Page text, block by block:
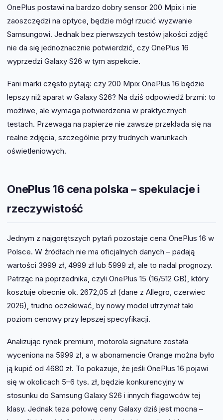
OnePlus postawi na bardzo dobry sensor 200 Mpix i nie
zaoszczędzi na optyce, będzie mógł rzucić wyzwanie
Samsungowi. Jednak bez pierwszych testów jakości zdjęć
nie da się jednoznacznie potwierdzić, czy OnePlus 16
wyprzedzi Galaxy S26 w tym aspekcie.
Fani marki często pytają: czy 200 Mpix OnePlus 16 będzie
lepszy niż aparat w Galaxy S26? Na dziś odpowiedź brzmi: to
możliwe, ale wymaga potwierdzenia w praktycznych
testach. Przewaga na papierze nie zawsze przekłada się na
realne zdjęcia, szczególnie przy trudnych warunkach
oświetleniowych.
OnePlus 16 cena polska – spekulacje i
rzeczywistość
Jednym z najgorętszych pytań pozostaje cena OnePlus 16 w
Polsce. W źródłach nie ma oficjalnych danych – padają
wartości 3999 zł, 4999 zł lub 5999 zł, ale to nadal prognozy.
Patrząc na poprzednika, czyli OnePlus 15 (16/512 GB), który
kosztuje obecnie ok. 2672,05 zł (dane z Allegro, czerwiec
2026), trudno oczekiwać, by nowy model utrzymał taki
poziom cenowy przy lepszej specyfikacji.
Analizując rynek premium, motorola signature została
wyceniona na 5999 zł, a w abonamencie Orange można było
ją kupić od 4680 zł. To pokazuje, że jeśli OnePlus 16 pojawi
się w okolicach 5–6 tys. zł, będzie konkurencyjny w
stosunku do Samsung Galaxy S26 i innych flagowców tej
klasy. Jednak teza połowę ceny Galaxy dziś jest mocna –